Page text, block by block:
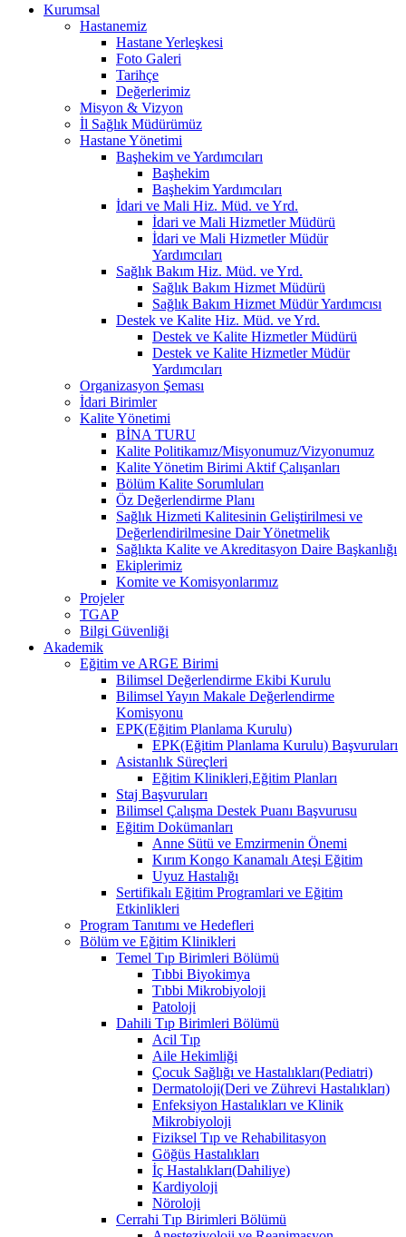
Kurumsal
Hastanemiz
Hastane Yerleşkesi
Foto Galeri
Tarihçe
Değerlerimiz
Misyon & Vizyon
İl Sağlık Müdürümüz
Hastane Yönetimi
Başhekim ve Yardımcıları
Başhekim
Başhekim Yardımcıları
İdari ve Mali Hiz. Müd. ve Yrd.
İdari ve Mali Hizmetler Müdürü
İdari ve Mali Hizmetler Müdür
Yardımcıları
Sağlık Bakım Hiz. Müd. ve Yrd.
Sağlık Bakım Hizmet Müdürü
Sağlık Bakım Hizmet Müdür Yardımcısı
Destek ve Kalite Hiz. Müd. ve Yrd.
Destek ve Kalite Hizmetler Müdürü
Destek ve Kalite Hizmetler Müdür
Yardımcıları
Organizasyon Şeması
İdari Birimler
Kalite Yönetimi
BİNA TURU
Kalite Politikamız/Misyonumuz/Vizyonumuz
Kalite Yönetim Birimi Aktif Çalışanları
Bölüm Kalite Sorumluları
Öz Değerlendirme Planı
Sağlık Hizmeti Kalitesinin Geliştirilmesi ve
Değerlendirilmesine Dair Yönetmelik
Sağlıkta Kalite ve Akreditasyon Daire Başkanlığı
Ekiplerimiz
Komite ve Komisyonlarımız
Projeler
TGAP
Bilgi Güvenliği
Akademik
Eğitim ve ARGE Birimi
Bilimsel Değerlendirme Ekibi Kurulu
Bilimsel Yayın Makale Değerlendirme
Komisyonu
EPK(Eğitim Planlama Kurulu)
EPK(Eğitim Planlama Kurulu) Başvuruları
Asistanlık Süreçleri
Eğitim Klinikleri,Eğitim Planları
Staj Başvuruları
Bilimsel Çalışma Destek Puanı Başvurusu
Eğitim Dokümanları
​Anne Sütü ve Emzirmenin Önemi
Kırım Kongo Kanamalı Ateşi Eğitim
Uyuz Hastalığı
Sertifikalı Eğitim Programlari ve Eğitim
Etkinlikleri
Program Tanıtımı ve Hedefleri
Bölüm ve Eğitim Klinikleri
Temel Tıp Birimleri Bölümü
Tıbbi Biyokimya
Tıbbi Mikrobiyoloji
Patoloji
Dahili Tıp Birimleri Bölümü
Acil Tıp
Aile Hekimliği
Çocuk Sağlığı ve Hastalıkları(Pediatri)
Dermatoloji(Deri ve Zührevi Hastalıkları)
Enfeksiyon Hastalıkları ve Klinik
Mikrobiyoloji
Fiziksel Tıp ve Rehabilitasyon
Göğüs Hastalıkları
İç Hastalıkları(Dahiliye)
Kardiyoloji
Nöroloji
Cerrahi Tıp Birimleri Bölümü